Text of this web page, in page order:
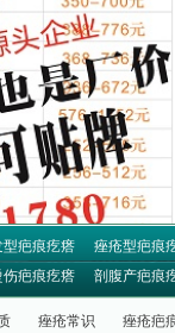
型疤痕疙瘩
痤疮型疤痕
伤疤痕疙瘩
剖腹产疤痕
痤疮常识 痤疮疤